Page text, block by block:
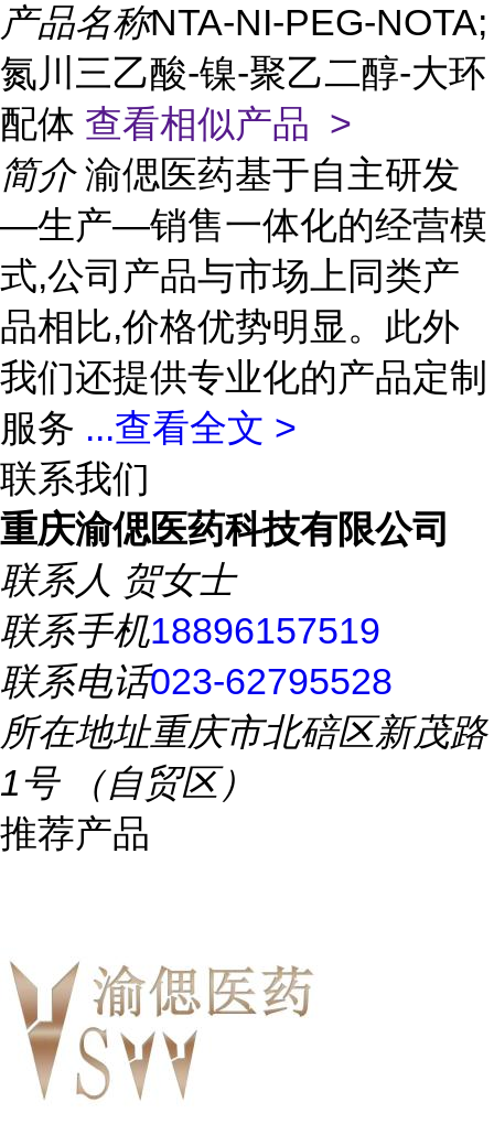
产品名称NTA-NI-PEG-NOTA;
氮川三乙酸-镍-聚乙二醇-大环
配体 查看相似产品 >
简介 渝偲医药基于自主研发
—生产—销售一体化的经营模
式,公司产品与市场上同类产
品相比,价格优势明显。此外
我们还提供专业化的产品定制
服务 ...查看全文 >
联系我们
重庆渝偲医药科技有限公司
联系人 贺女士
联系手机18896157519
联系电话023-62795528
所在地址重庆市北碚区新茂路
1号 （自贸区）
推荐产品